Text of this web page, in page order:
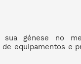
génese no
equipamentos e